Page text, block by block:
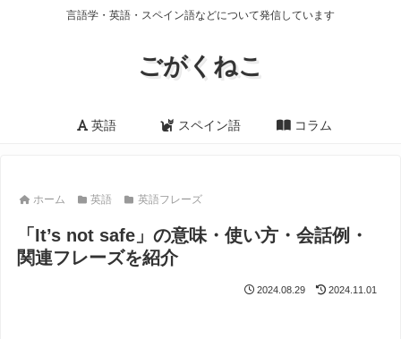
言語学・英語・スペイン語などについて発信しています
ごがくねこ
英語 スペイン語 コラム
ホーム 英語 英語フレーズ
「It’s not safe」の意味・使い方・会話例・
関連フレーズを紹介
2024.08.29 2024.11.01